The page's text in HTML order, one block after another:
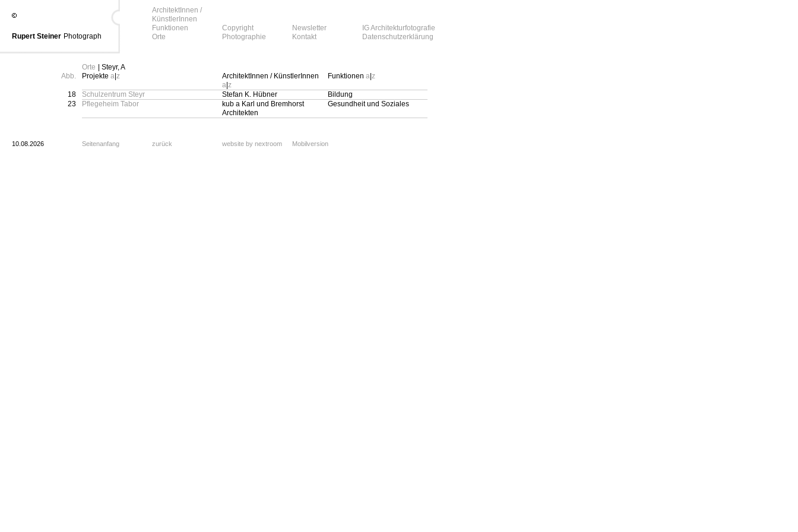
Rupert Steiner Photograph
ArchitektInnen /
KünstlerInnen
Funktionen
Orte
Copyright
Photographie
Newsletter
Kontakt
IG Architekturfotografie
Datenschutzerklärung
Orte
| Steyr, A
Abb.
Projekte a z
ArchitektInnen / KünstlerInnen
a z
Funktionen a z
18 Schulzentrum Steyr Stefan K. Hübner
Bildung
23
Pflegeheim Tabor
kub a Karl und Bremhorst
Architekten
Gesundheit und Soziales
10.08.2026 Seitenanfang zurück website by nextroom Mobilversion